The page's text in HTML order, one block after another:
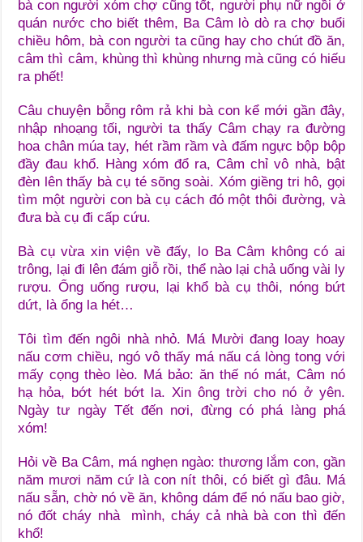
bà con người xóm chợ cũng tốt, người phụ nữ ngồi ở
quán nước cho biết thêm, Ba Câm lò dò ra chợ buổi
chiều hôm, bà con người ta cũng hay cho chút đồ ăn,
câm thì câm, khùng thì khùng nhưng mà cũng có hiếu
ra phết!
Câu chuyện bỗng rôm rả khi bà con kể mới gần đây,
nhập nhoạng tối, người ta thấy Câm chạy ra đường
hoa chân múa tay, hét rầm rầm và đấm ngực bộp bộp
đầy đau khổ. Hàng xóm đổ ra, Câm chỉ vô nhà, bật
đèn lên thấy bà cụ té sõng soài. Xóm giềng tri hô, gọi
tìm một người con bà cụ cách đó một thôi đường, và
đưa bà cụ đi cấp cứu.
Bà cụ vừa xin viện về đấy, lo Ba Câm không có ai
trông, lại đi lên đám giỗ rồi, thể nào lại chả uống vài ly
rượu. Ổng uống rượu, lại khổ bà cụ thôi, nóng bứt
dứt, là ổng la hét…
Tôi tìm đến ngôi nhà nhỏ. Má Mười đang loay hoay
nấu cơm chiều, ngó vô thấy má nấu cá lòng tong với
mấy cọng thèo lèo. Má bảo: ăn thế nó mát, Câm nó
hạ hỏa, bớt hét bớt la. Xin ông trời cho nó ở yên.
Ngày tư ngày Tết đến nơi, đừng có phá làng phá
xóm!
Hỏi về Ba Câm, má nghẹn ngào: thương lắm con, gần
năm mươi năm cứ là con nít thôi, có biết gì đâu. Má
nấu sẵn, chờ nó về ăn, không dám để nó nấu bao giờ,
nó đốt cháy nhà mình, cháy cả nhà bà con thì đến
khổ!